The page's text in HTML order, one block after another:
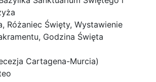
Różaniec Święty, Wystawienie
Godzina Święta
Cartagena-Murcia)